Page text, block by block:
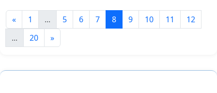
« 1 ... 5 6 7 8 9 10 11
12
...
20 »